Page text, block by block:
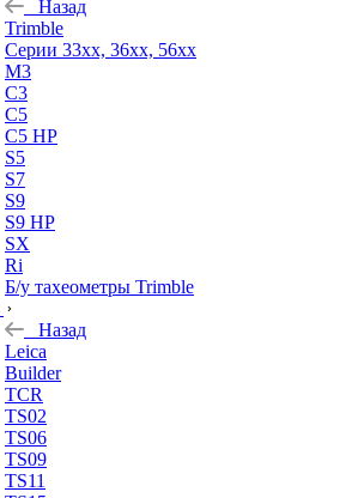
Назад
Trimble
Серии 33xx, 36xx, 56xx
M3
C3
C5
C5 HP
S5
S7
S9
S9 HP
SX
Ri
Б/у тахеометры Trimble
Назад
Leica
Builder
TCR
TS02
TS06
TS09
TS11